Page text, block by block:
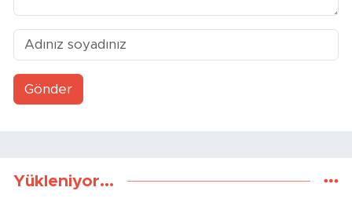
Gönder
Yükleniyor...